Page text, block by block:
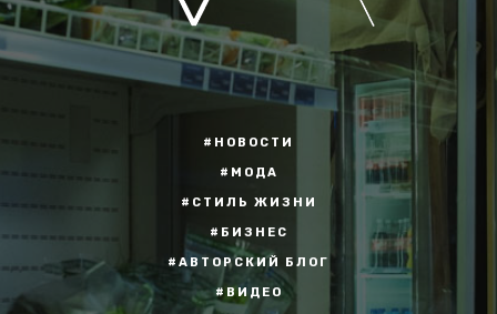
#НОВОСТИ
#МОДА
#СТИЛЬ ЖИЗНИ
#БИЗНЕС
#АВТОРСКИЙ БЛОГ
#ВИДЕО